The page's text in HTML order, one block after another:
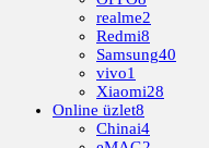
realme2
Redmi8
Samsung40
vivo1
Xiaomi28
Online üzlet8
Chinai4